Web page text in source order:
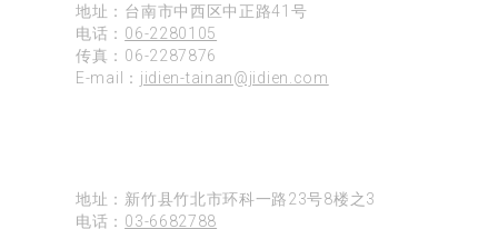
地址：台南市中西区中正路41号
电话： 06-2280105
传真：06-2287876
E-mail： jidien-tainan@jidien.com
地址：新竹县竹北市环科一路23号8楼之3
电话： 03-6682788